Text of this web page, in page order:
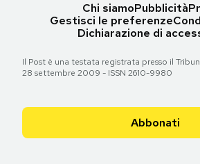
Chi siamoPubblicità
Gestisci le preferenze
Dichiarazione di
Il Post è una testata registrata presso il
28 settembre 2009 - ISSN 2610-9980
Abbonati